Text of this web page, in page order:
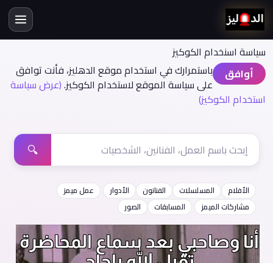
سياسة اسنخدام الكوكيز
أوافق
باستمرارك في استخدام موقع الدهليز، فأنت توافق
على سياسة الموقع لاستخدام الكوكيز.(عرض سياسة
استخدام الكوكيز)
🔍
الأفلام المسلسلات الفنانون الأدوار
عمل ميمز
مشاركات الميمز
المسابقات الصور